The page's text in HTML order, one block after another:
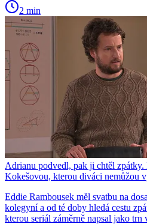
2 min
Adrianu podvedl, pak ji chtěl
Kokešovou, kterou diváci nemůžou
Eddie Rambousek měl svatbu na
kolegyní a od té doby hledá cestu
kterou seriál záměrně napsal jako trn